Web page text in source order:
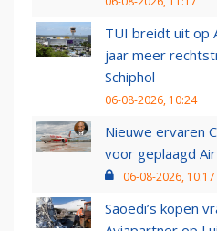
TUI breidt uit op
jaar meer
Schiphol
06-08-2026, 10:24
Nieuwe ervaren
voor geplaagd
06-08-2026, 10:17
Saoedi’s kopen